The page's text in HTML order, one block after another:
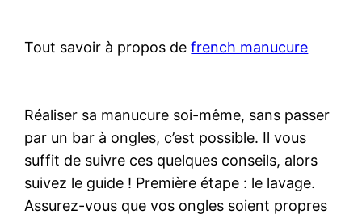
Tout savoir à propos defrench manucure
Réaliser sa manucure soi-même, sans passer
par un bar à ongles, c’est possible. Il vous
suffit de suivre ces quelques conseils, alors
suivez le guide ! Première étape : le lavage.
Assurez-vous que vos ongles soient propres